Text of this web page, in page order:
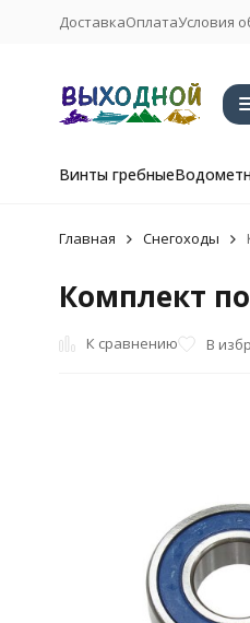
ДоставкаОплатаУсловия
Винты гребные
Главная Снегоходы
Комплект
К сравнению В